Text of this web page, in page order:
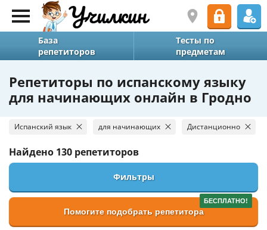
База
репетиторов
Тесты по
предметам
Репетиторы по испанскому языку
для начинающих онлайн в Гродно
Испанский язык для начинающих Дистанционно
Найдено 130 репетиторов
Фильтры
БЕСПЛАТНО!
Помогите подобрать репетитора